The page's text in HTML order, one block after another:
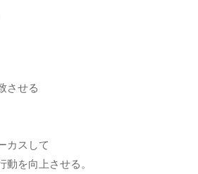
させる
カスして
を向上させる。